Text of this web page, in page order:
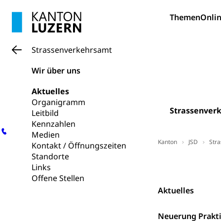
Themen
Strassenverkehrsamt
Wir über uns
Aktuelles
Organigramm
Leitbild
Kennzahlen
Medien
Kontakt / Öffnungszeiten
Standorte
Links
Offene Stellen
Kanton JSD
Aktuelles
Neuerung
Hunde
Bestattung,